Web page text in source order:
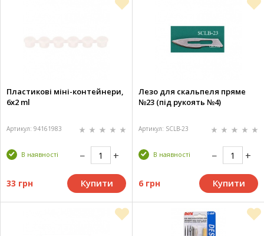
Пластикові міні-контейнери,
6х2 ml
Артикул: 94161983
В наявності
33 грн Купити
Лезо для скальпеля пряме
№23 (під рукоять №4)
Артикул: SCLB-23
В наявності
6 грн Купити